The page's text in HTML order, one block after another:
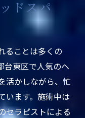
ドスパ
ることは多くの
台東区で人気のヘ
活かしながら、忙
います。施術中は
セラピストによる